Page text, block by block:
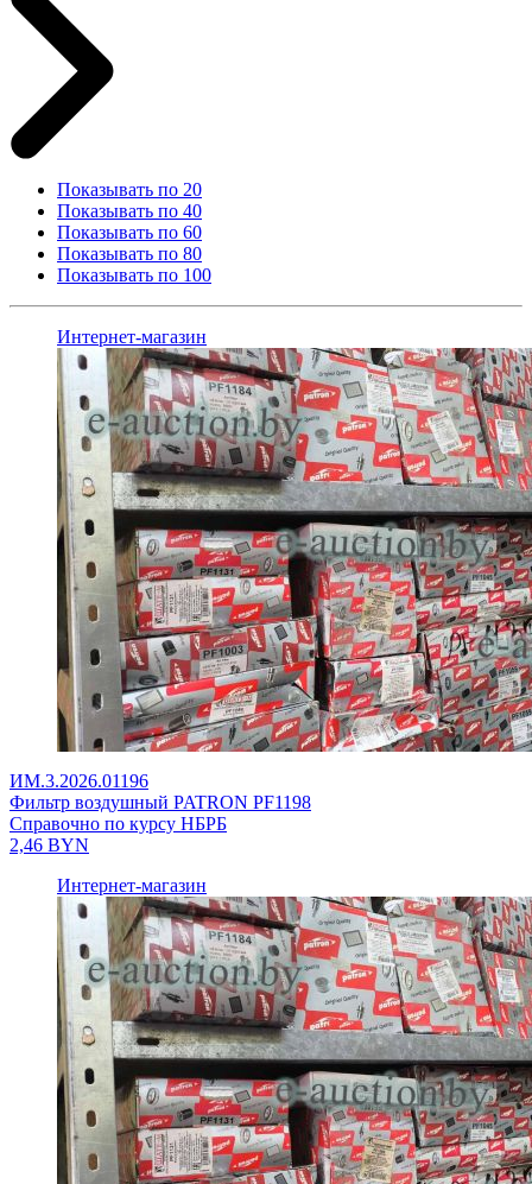
Показывать по 20
Показывать по 40
Показывать по 60
Показывать по 80
Показывать по 100
Интернет-магазин
ИМ.3.2026.01196
Фильтр воздушный PATRON PF1198
Справочно по курсу НБРБ
2,46 BYN
Интернет-магазин